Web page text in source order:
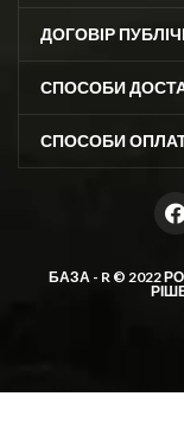
ДОГОВІР
СПОСОБИ
СПОСОБИ
БАЗА - R © 2022